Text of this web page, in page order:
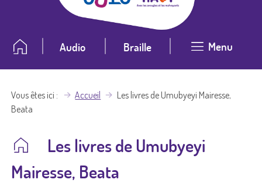
Audio Braille Menu
Vous êtes ici Accueil
Les livres de Umubyeyi Mairesse,
Beata
Les livres de Umubyeyi
Mairesse, Beata